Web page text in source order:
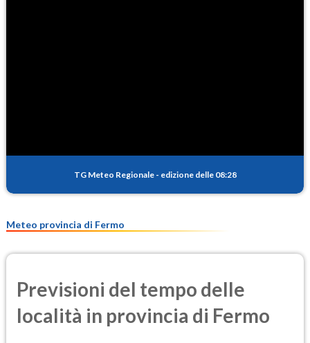
TG Meteo Regionale - edizione delle 08:28
Meteo provincia di Fermo
Previsioni del tempo delle
località in provincia di Fermo